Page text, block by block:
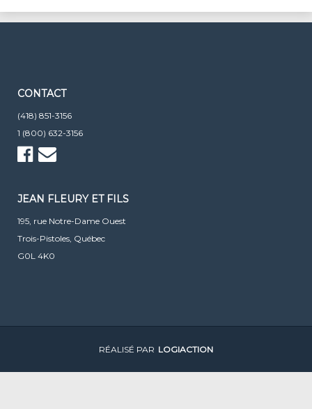
CONTACT
(418) 851-3156
1 (800) 632-3156
JEAN FLEURY ET FILS
195, rue Notre-Dame Ouest
Trois-Pistoles, Québec
G0L 4K0
RÉALISÉ PAR LOGIACTION